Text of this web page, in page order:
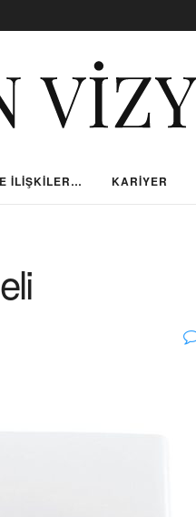
İLIŞKILER… KARIYER